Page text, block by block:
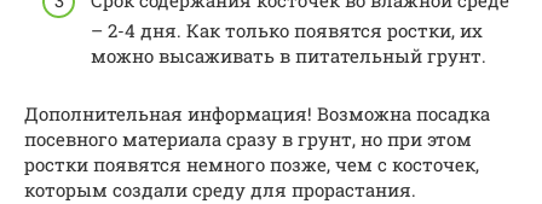
– 2-4 дня. Как только появятся ростки, их
можно высаживать в питательный грунт.
Дополнительная информация! Возможна посадка
посевного материала сразу в грунт, но при этом
ростки появятся немного позже, чем с косточек,
которым создали среду для прорастания.